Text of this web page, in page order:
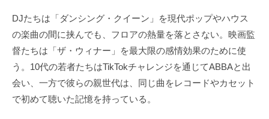
DJたちは「ダンシング・クイーン」を現代ポップやハウス
の楽曲の間に挟んでも、フロアの熱量を落とさない。映画監
督たちは「ザ・ウィナー」を最大限の感情効果のために使
う。10代の若者たちはTikTokチャレンジを通じてABBAと出
会い、一方で彼らの親世代は、同じ曲をレコードやカセット
で初めて聴いた記憶を持っている。